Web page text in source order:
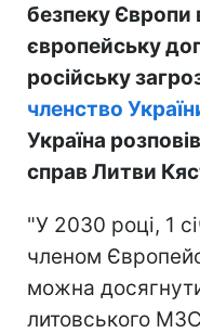
безпеку Європи
європейську
російську
членство
Україна
справ Литви
"У 2030 році, 1
членом
можна
литовського